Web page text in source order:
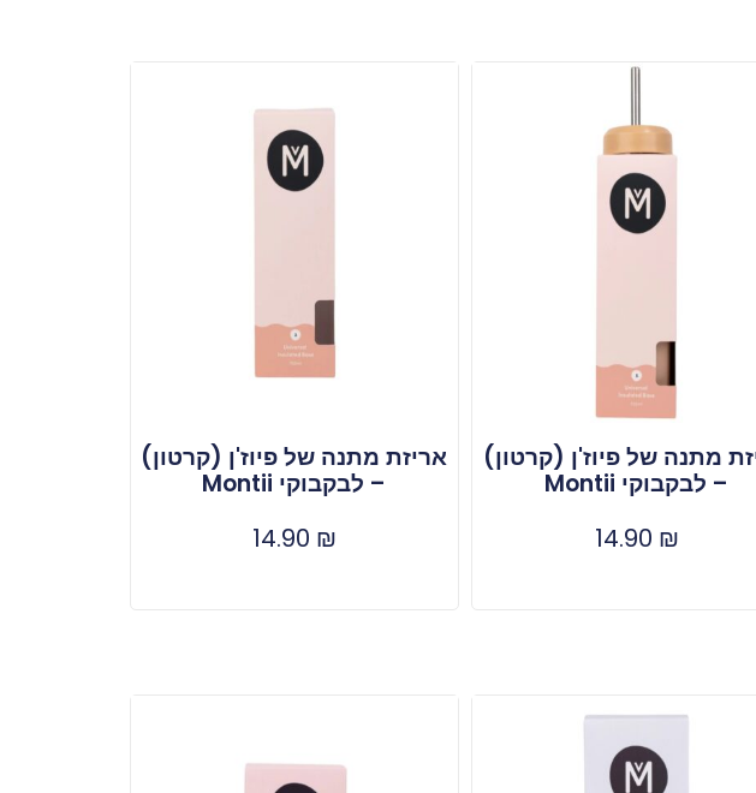
מתנה של פיוז'ן (קרטון)
– לבקבוקי Montii
14.90 ₪
אריזת מתנה של פיוז'ן (קרטון)
– לבקבוקי Montii
14.90 ₪